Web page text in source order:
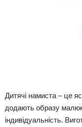
Дитячі намиста – це
додають образу
індивідуальність.